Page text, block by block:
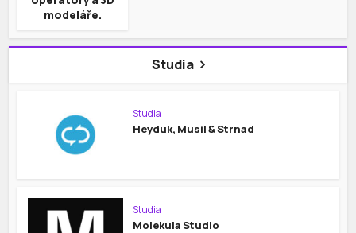
modeláře.
Studia
Studia
Heyduk, Musil & Strnad
Studia
Molekula Studio